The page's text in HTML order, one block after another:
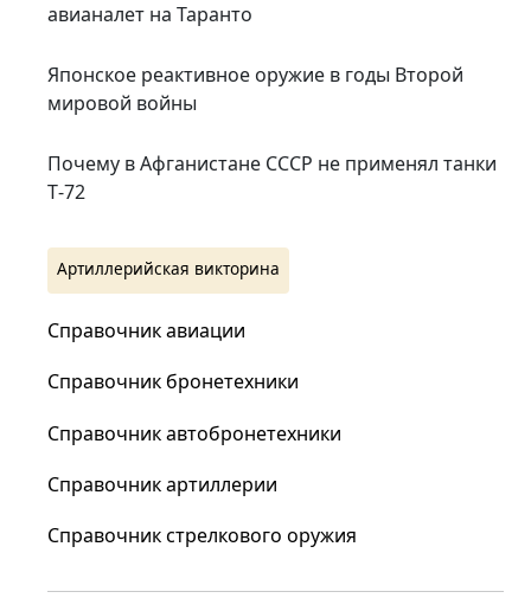
авианалет на Таранто
Японское реактивное оружие в годы Второй
мировой войны
Почему в Афганистане СССР не применял танки
Т‑72
Артиллерийская викторина
Справочник авиации
Справочник бронетехники
Справочник автобронетехники
Справочник артиллерии
Справочник стрелкового оружия